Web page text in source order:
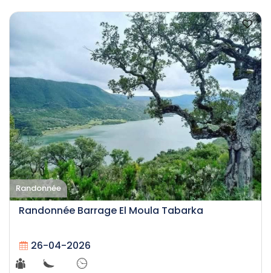
Randonnée
Randonnée Barrage El Moula Tabarka
26-04-2026